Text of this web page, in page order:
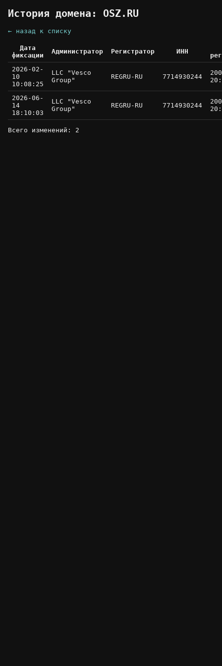
История домена: OSZ.RU
← назад к списку
Дата
фиксации
Администратор Регистратор ИНН
2026-02-
10
10:08:25
LLC "Vesco
Group"
REGRU-RU 7714930244
2026-06-
14
18:10:03
LLC "Vesco
Group"
REGRU-RU 7714930244
Всего изменений: 2